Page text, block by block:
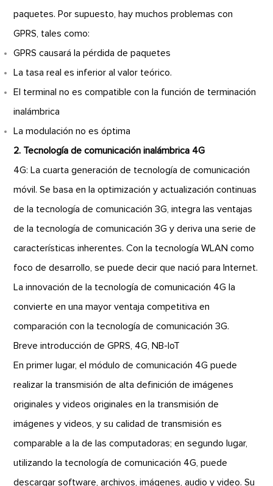
paquetes. Por supuesto, hay muchos problemas con
GPRS, tales como:
GPRS causará la pérdida de paquetes
La tasa real es inferior al valor teórico.
El terminal no es compatible con la función de terminación
inalámbrica
La modulación no es óptima
2. Tecnología de comunicación inalámbrica 4G
4G: La cuarta generación de tecnología de comunicación
móvil. Se basa en la optimización y actualización continuas
de la tecnología de comunicación 3G, integra las ventajas
de la tecnología de comunicación 3G y deriva una serie de
características inherentes. Con la tecnología WLAN como
foco de desarrollo, se puede decir que nació para Internet.
La innovación de la tecnología de comunicación 4G la
convierte en una mayor ventaja competitiva en
comparación con la tecnología de comunicación 3G.
Breve introducción de GPRS, 4G, NB-IoT
En primer lugar, el módulo de comunicación 4G puede
realizar la transmisión de alta definición de imágenes
originales y videos originales en la transmisión de
imágenes y videos, y su calidad de transmisión es
comparable a la de las computadoras; en segundo lugar,
utilizando la tecnología de comunicación 4G, puede
descargar software, archivos, imágenes, audio y video. Su